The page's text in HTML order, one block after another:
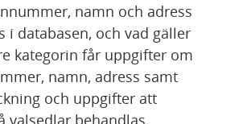
namn och adress
i databasen, och vad gäller
kategorin får uppgifter om
namn, adress samt
och uppgifter att
valsedlar behandlas.